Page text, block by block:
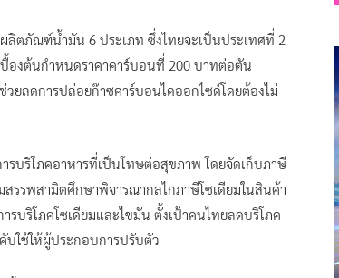
ตภัณฑ์น้ำมัน 6 ประเภท ซึ่งไทยจะเป็นประเทศที่ 2
องต้นกำหนดราคาคาร์บอนที่ 200 บาทต่อตัน
ยลดการปล่อยก๊าซคาร์บอนไดออกไซด์โดยต้องไม่
บริโภคอาหารที่เป็นโทษต่อสุขภาพ โดยจัดเก็บภาษี
รรพสามิตศึกษาพิจารณากลไกภาษีโซเดียมในสินค้า
บริโภคโซเดียมและไขมัน ตั้งเป้าคนไทยลดบริโภค
บใช้ให้ผู้ประกอบการปรับตัว